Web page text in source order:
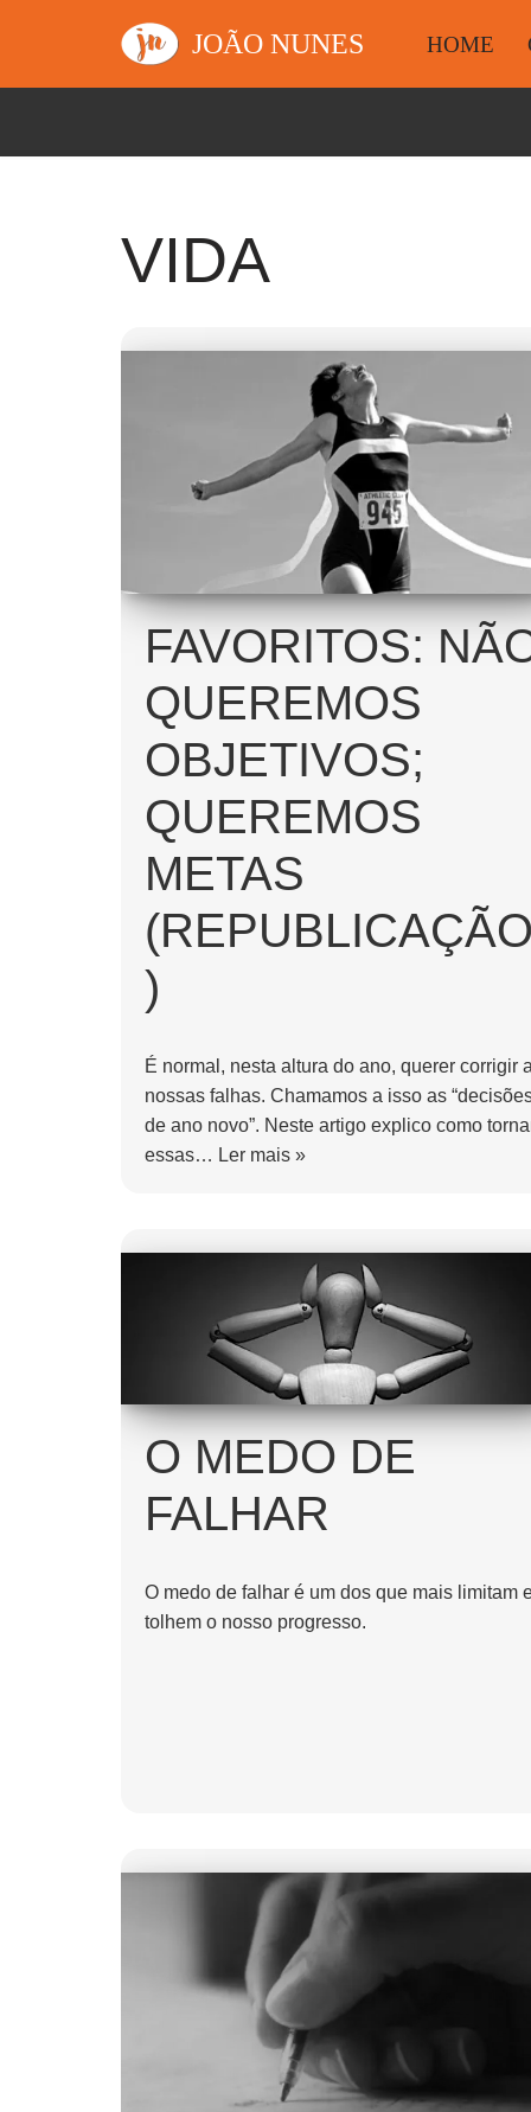
para
conteúdo
JOÃO NUNES HOME
VIDA
FAVORITOS:
QUEREMOS
OBJETIVOS;
QUEREMOS
METAS
(REPUBLICAÇÃO
)
É normal, nesta altura do ano, querer corrigir
nossas falhas. Chamamos a isso as
de ano novo”. Neste artigo explico como
essas… Ler mais »
O MEDO DE
FALHAR
O medo de falhar é um dos que mais limitam
tolhem o nosso progresso.